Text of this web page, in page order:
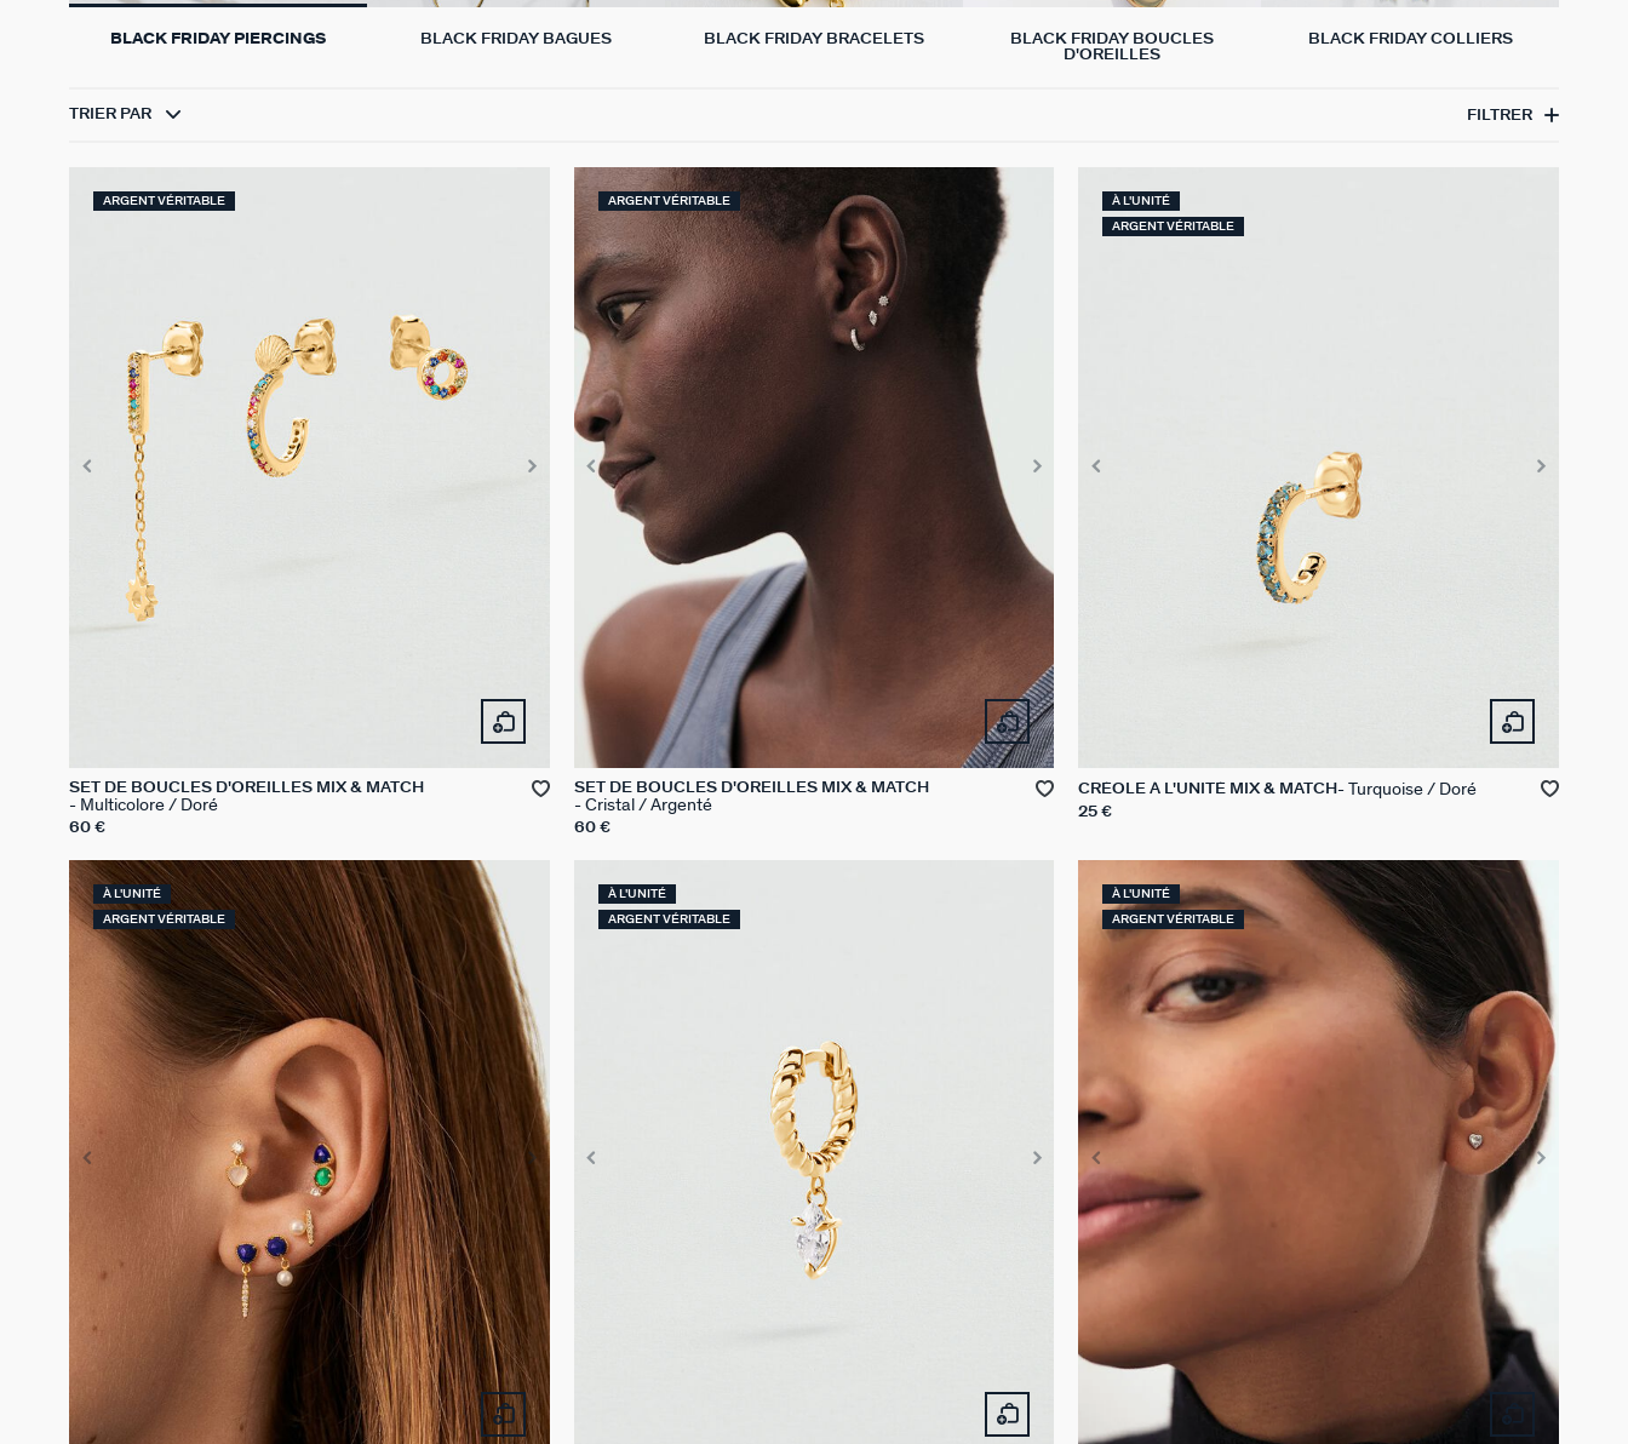
BLACK FRIDAY PIERCINGS BLACK FRIDAY BAGUES BLACK FRIDAY BRACELETS
BLACK FRIDAY BOUCLES
D'OREILLES
BLACK FRIDAY COLLIERS
TRIER PAR FILTRER
ARGENT VÉRITABLE
SET DE BOUCLES D'OREILLES MIX & MATCH
Multicolore / Doré
60 €
ARGENT VÉRITABLE
SET DE BOUCLES D'OREILLES MIX & MATCH
Cristal / Argenté
60 €
À L'UNITÉ
ARGENT VÉRITABLE
CRÉOLE À L'UNITÉ MIX & MATCH Turquoise / Doré
25 €
À L'UNITÉ
ARGENT VÉRITABLE
À L'UNITÉ
ARGENT VÉRITABLE
À L'UNITÉ
ARGENT VÉRITABLE